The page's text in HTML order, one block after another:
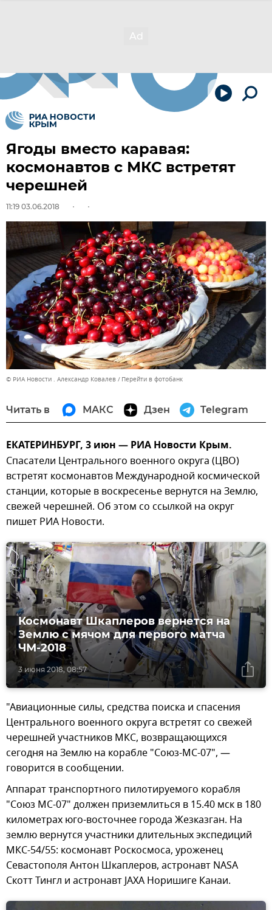
Ягоды вместо каравая:
космонавтов с МКС встретят
черешней
11:19 03.06.2018
© РИА Новости . Александр Ковалев Перейти в фотобанк
Читать в МАКС Дзен Telegram
ЕКАТЕРИНБУРГ, 3 июн — РИА Новости Крым.
Спасатели Центрального военного округа (ЦВО)
встретят космонавтов Международной космической
станции, которые в воскресенье вернутся на Землю,
свежей черешней. Об этом со ссылкой на округ
пишет РИА Новости.
3 июня 2018, 08:57
Космонавт Шкаплеров вернется на
Землю с мячом для первого матча
ЧМ-2018
"Авиационные силы, средства поиска и спасения
Центрального военного округа встретят со свежей
черешней участников МКС, возвращающихся
сегодня на Землю на корабле "Союз-МС-07", —
говорится в сообщении.
Аппарат транспортного пилотируемого корабля
"Союз МС-07" должен приземлиться в 15.40 мск в 180
километрах юго-восточнее города Жезказган. На
землю вернутся участники длительных экспедиций
МКС-54/55: космонавт Роскосмоса, уроженец
Севастополя Антон Шкаплеров, астронавт NASA
Скотт Тингл и астронавт JAXA Норишиге Канаи.